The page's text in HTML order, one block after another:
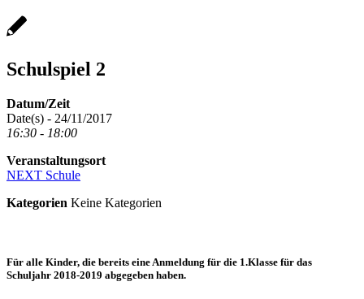
Schulspiel 2
Datum/Zeit
Date(s) - 24/11/2017
16:30 - 18:00
Veranstaltungsort
NEXT Schule
Kategorien Keine Kategorien
Für alle Kinder, die bereits eine Anmeldung für die 1.Klasse für das
Schuljahr 2018-2019 abgegeben haben.